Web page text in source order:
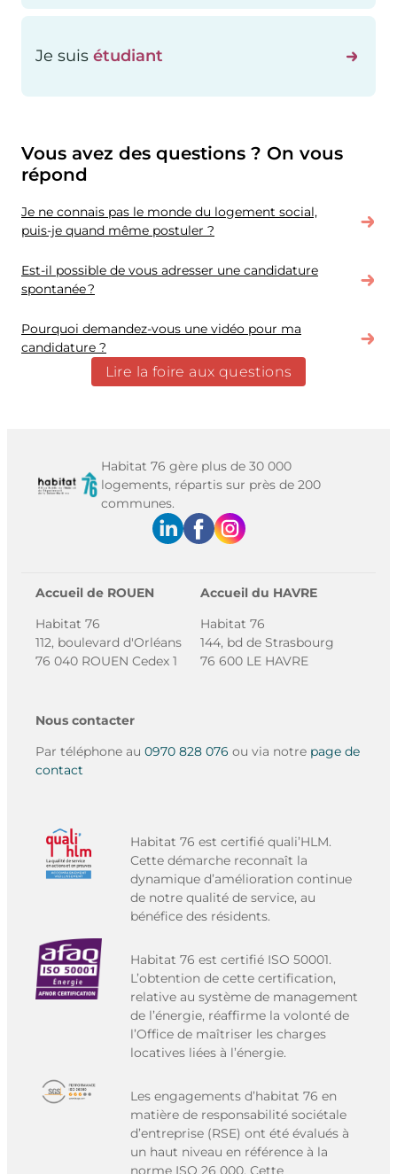
Je suis étudiant
Vous avez des questions ? On vous
répond
Je ne connais pas le monde du logement social,
puis-je quand même postuler ?
Est-il possible de vous adresser une candidature
spontanée ?
Pourquoi demandez-vous une vidéo pour ma
candidature ?
Lire la foire aux questions
Habitat 76 gère plus de 30 000
logements, répartis sur près de 200
communes.
Accueil de ROUEN
Habitat 76
112, boulevard d'Orléans
76 040 ROUEN Cedex 1
Accueil du HAVRE
Habitat 76
144, bd de Strasbourg
76 600 LE HAVRE
Nous contacter
Par téléphone au 0970 828 076 ou via notre page de
contact
Habitat 76 est certifié quali’HLM.
Cette démarche reconnaît la
dynamique d’amélioration continue
de notre qualité de service, au
bénéfice des résidents.
Habitat 76 est certifié ISO 50001.
L’obtention de cette certification,
relative au système de management
de l’énergie, réaffirme la volonté de
l’Office de maîtriser les charges
locatives liées à l’énergie.
Les engagements d’habitat 76 en
matière de responsabilité sociétale
d’entreprise (RSE) ont été évalués à
un haut niveau en référence à la
norme ISO 26 000. Cette